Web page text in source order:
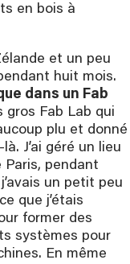
en bois à
et un peu
huit mois.
dans un Fab
gros Fab Lab qui
plu et donné
J’ai géré un lieu
Paris, pendant
un petit peu
que j’étais
former des
systèmes pour
En même